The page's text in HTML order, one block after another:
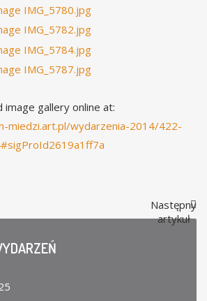
gallery online at:
miedzi.art.pl/wydarzenia-2014/422-
Następny
artykuł